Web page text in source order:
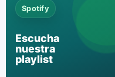
Spotify
Escucha
nuestra
playlist